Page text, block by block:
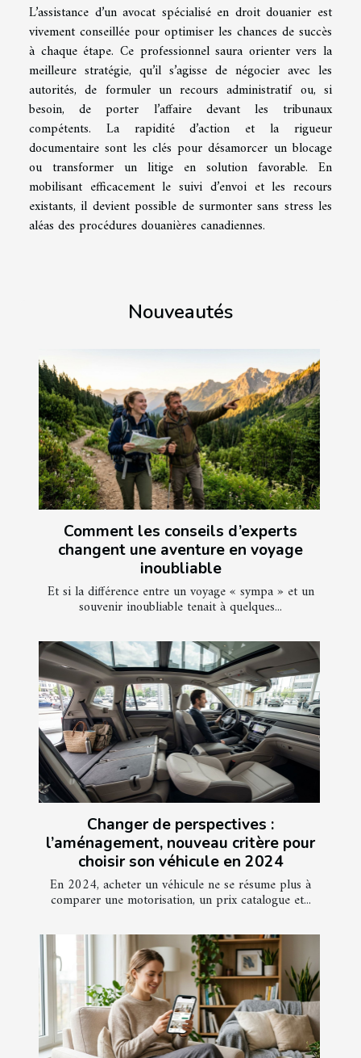
L’assistance d’un avocat spécialisé en droit douanier est
vivement conseillée pour optimiser les chances de succès
à chaque étape. Ce professionnel saura orienter vers la
meilleure stratégie, qu’il s’agisse de négocier avec les
autorités, de formuler un recours administratif ou, si
besoin, de porter l’affaire devant les tribunaux
compétents. La rapidité d’action et la rigueur
documentaire sont les clés pour désamorcer un blocage
ou transformer un litige en solution favorable. En
mobilisant efficacement le suivi d’envoi et les recours
existants, il devient possible de surmonter sans stress les
aléas des procédures douanières canadiennes.
Nouveautés
Comment les conseils d’experts
changent une aventure en voyage
inoubliable
Et si la différence entre un voyage « sympa » et un
souvenir inoubliable tenait à quelques...
Changer de perspectives :
l’aménagement, nouveau critère pour
choisir son véhicule en 2024
En 2024, acheter un véhicule ne se résume plus à
comparer une motorisation, un prix catalogue et...